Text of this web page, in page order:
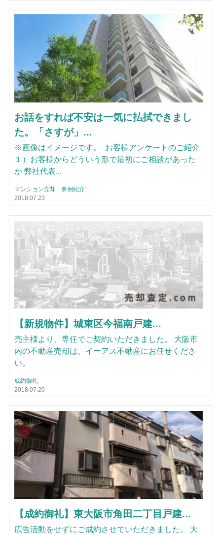
お話をすれば不安は一気に払拭できまし
た。「さすが」...
※画像はイメージです。 お客様アンケートのご紹介
１）お客様からどういう形で最初にご相談があった
か 弊社代表...
マンション売却
事例紹介
2018.07.23
【新規物件】城東区今福南戸建...
売主様より、専任でご契約いただきました。 大阪市
内の不動産売却は、イーアス不動産にお任せくださ
い。
成約御礼
2018.07.20
【成約御礼】東大阪市角田二丁目戸建...
広告活動をせずにご成約させていただきました。 大